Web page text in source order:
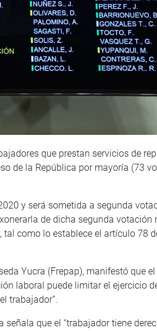
que prestan servicios de
de la República por mayoría (73
y será sometida a segunda
de dicha segunda votación
como lo establece el artículo 78
Yucra (Frepap), manifestó que
laboral puede limitar el ejercicio
trabajador”.
que el “trabajador tiene